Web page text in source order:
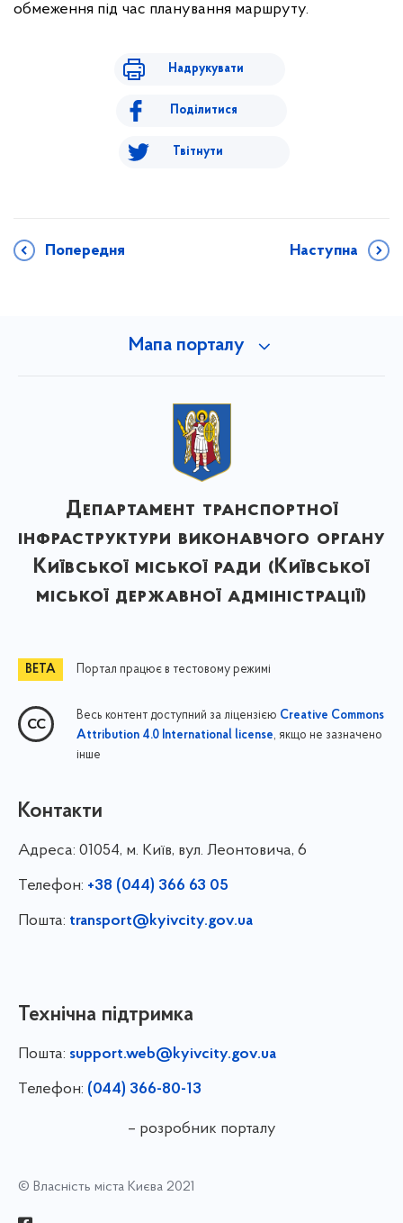
обмеження під час планування маршруту.
Надрукувати
Поділитися
Твітнути
Попередня Наступна
Мапа порталу
Департамент транспортної
інфраструктури виконавчого органу
Київської міської ради (Київської
міської державної адміністрації)
Портал працює в тестовому режимі
Весь контент доступний за ліцензією Creative Commons
Attribution 4.0 International license, якщо не зазначено
інше
Контакти
Адреса: 01054, м. Київ, вул. Леонтовича, 6
Телефон: +38 (044) 366 63 05
Пошта: transport@kyivcity.gov.ua
Технічна підтримка
Пошта: support.web@kyivcity.gov.ua
Телефон: (044) 366-80-13
– розробник порталу
© Власність міста Києва 2021